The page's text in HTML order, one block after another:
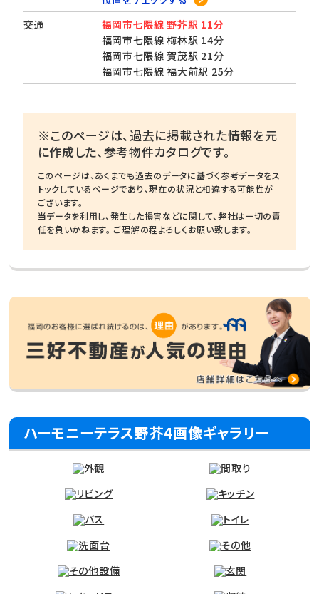
交通
福岡市七隈線 野芥駅 11分
福岡市七隈線 梅林駅 14分
福岡市七隈線 賀茂駅 21分
福岡市七隈線 福大前駅 25分
※このページは、過去に掲載された情報を元
に作成した、参考物件カタログです。
このページは、あくまでも過去のデータに基づく参考データをス
トックしているページであり、現在の状況と相違する可能性が
ございます。
当データを利用し、発生した損害などに関して、弊社は一切の責
任を負いかねます。 ご理解の程よろしくお願い致します。
ハーモニーテラス野芥4画像ギャラリー